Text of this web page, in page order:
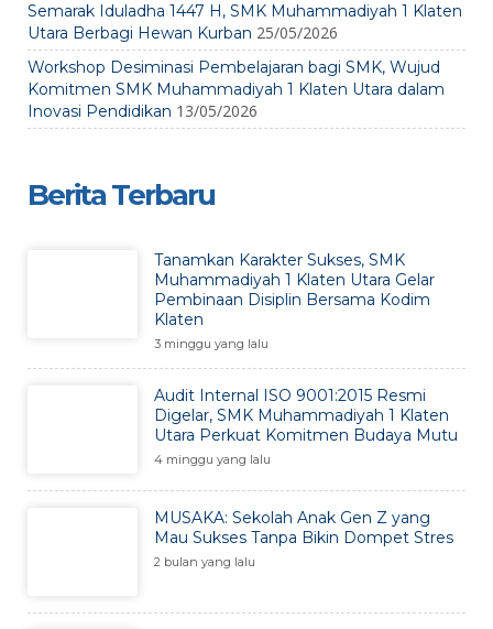
Semarak Iduladha 1447 H, SMK Muhammadiyah 1 Klaten
Utara Berbagi Hewan Kurban 25/05/2026
Workshop Desiminasi Pembelajaran bagi SMK, Wujud
Komitmen SMK Muhammadiyah 1 Klaten Utara dalam
Inovasi Pendidikan 13/05/2026
Berita Terbaru
Tanamkan Karakter Sukses, SMK
Muhammadiyah 1 Klaten Utara Gelar
Pembinaan Disiplin Bersama Kodim
Klaten
3 minggu yang lalu
Audit Internal ISO 9001:2015 Resmi
Digelar, SMK Muhammadiyah 1 Klaten
Utara Perkuat Komitmen Budaya Mutu
4 minggu yang lalu
MUSAKA: Sekolah Anak Gen Z yang
Mau Sukses Tanpa Bikin Dompet Stres
2 bulan yang lalu